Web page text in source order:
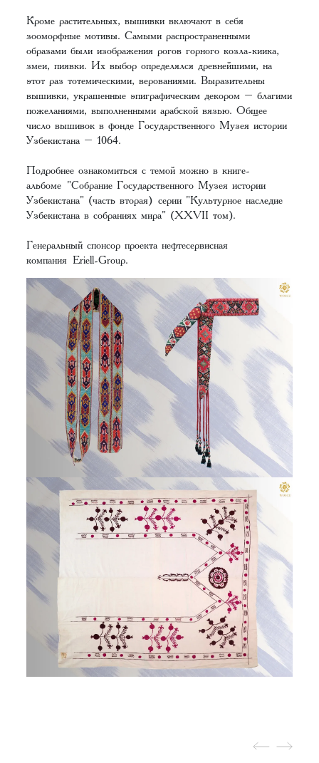
Кроме растительных, вышивки включают в себя
зооморфные мотивы. Самыми распространенными
образами были изображения рогов горного козла-киика,
змеи, пиявки. Их выбор определялся древнейшими, на
этот раз тотемическими, верованиями. Выразительны
вышивки, украшенные эпиграфическим декором – благими
пожеланиями, выполненными арабской вязью. Общее
число вышивок в фонде Государственного Музея истории
Узбекистана – 1064.
Подробнее ознакомиться с темой можно в книге-
альбоме "Собрание Государственного Музея истории
Узбекистана" (часть вторая) серии "Культурное наследие
Узбекистана в собраниях мира" (XХVII том).
Генеральный спонсор проекта нефтесервисная
компания Eriell-Group.